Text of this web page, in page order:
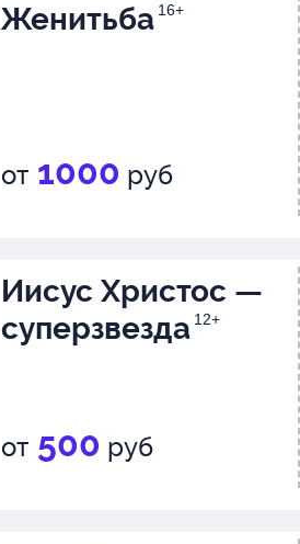
Женитьба 16+
от 1000 руб
Иисус Христос —
суперзвезда 12+
от 500 руб